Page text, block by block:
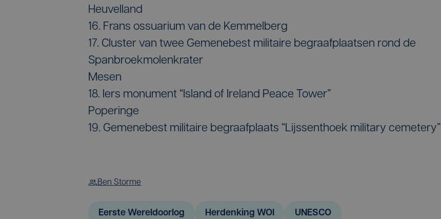
Heuvelland
16. Frans ossuarium van de Kemmelberg
17. Cluster van twee Gemenebest militaire begraafplaatsen rond de
Spanbroekmolenkrater
Mesen
18. Iers monument “Island of Ireland Peace Tower”
Poperinge
19. Gemenebest militaire begraafplaats “Lijssenthoek military cemetery”
Ben Storme
Eerste Wereldoorlog Herdenking WOI UNESCO